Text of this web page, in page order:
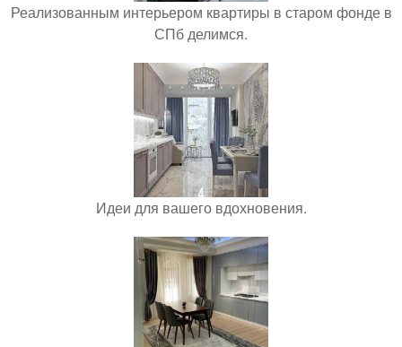
Реализованным интерьером квартиры в старом фонде в
СПб делимся.
Идеи для вашего вдохновения.